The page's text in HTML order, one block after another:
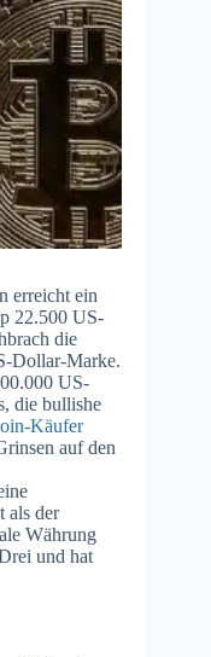
erreicht ein
22.500 US-
die
Dollar-Marke.
US-
die bullishe
Käufer
auf den
als der
Währung
und hat